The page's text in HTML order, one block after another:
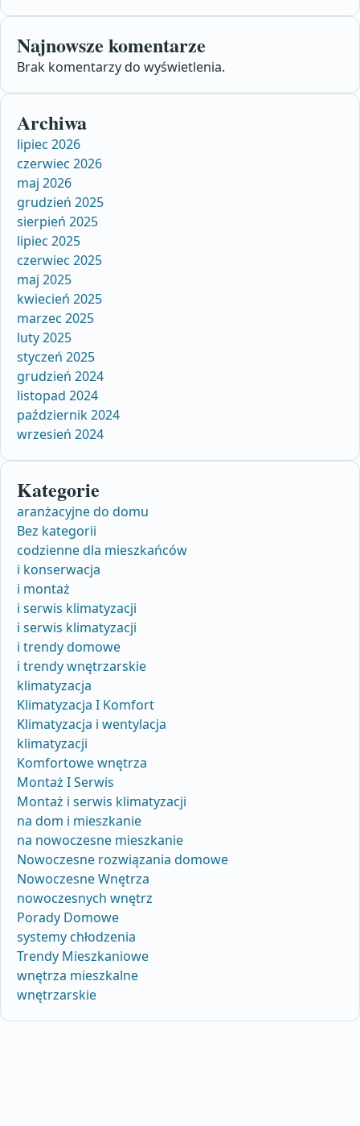
Najnowsze komentarze
Brak komentarzy do wyświetlenia.
Archiwa
lipiec 2026
czerwiec 2026
maj 2026
grudzień 2025
sierpień 2025
lipiec 2025
czerwiec 2025
maj 2025
kwiecień 2025
marzec 2025
luty 2025
styczeń 2025
grudzień 2024
listopad 2024
październik 2024
wrzesień 2024
Kategorie
aranżacyjne do domu
Bez kategorii
codzienne dla mieszkańców
i konserwacja
i montaż
i serwis klimatyzacji
i serwis klimatyzacji
i trendy domowe
i trendy wnętrzarskie
klimatyzacja
Klimatyzacja I Komfort
Klimatyzacja i wentylacja
klimatyzacji
Komfortowe wnętrza
Montaż I Serwis
Montaż i serwis klimatyzacji
na dom i mieszkanie
na nowoczesne mieszkanie
Nowoczesne rozwiązania domowe
Nowoczesne Wnętrza
nowoczesnych wnętrz
Porady Domowe
systemy chłodzenia
Trendy Mieszkaniowe
wnętrza mieszkalne
wnętrzarskie